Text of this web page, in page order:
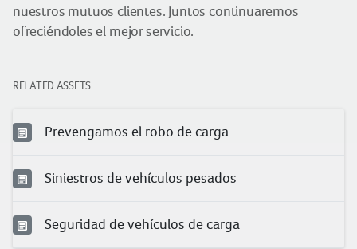
nuestros mutuos clientes. Juntos continuaremos
ofreciéndoles el mejor servicio.
RELATED ASSETS
Prevengamos el robo de carga
Siniestros de vehículos pesados
Seguridad de vehículos de carga